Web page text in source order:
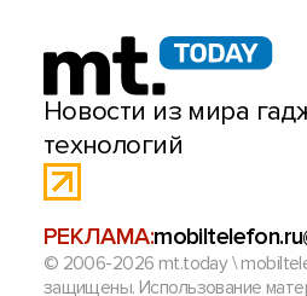
Новости из мира
технологий
РЕКЛАМА:
© 2006-2026 mt.today \
защищены. Использование